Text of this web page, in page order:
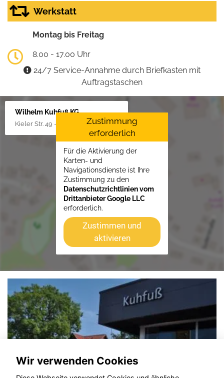
Werkstatt
Montag bis Freitag
8.00 - 17.00 Uhr
24/7 Service-Annahme durch Briefkasten mit
Auftragstaschen
Wilhelm Kuhfuß KG
Kieler Str. 49 - 51, 25451 Quickborn
Zustimmung
erforderlich
Für die Aktivierung der
Karten- und
Navigationsdienste ist Ihre
Zustimmung zu den
Datenschutzrichtlinien vom
Drittanbieter Google LLC
erforderlich.
Zustimmen und
aktivieren
Wir verwenden Cookies